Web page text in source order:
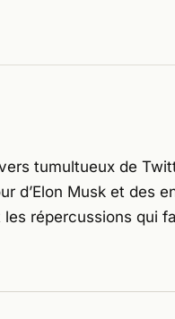
tumultueux de
d’Elon Musk et des
répercussions qui